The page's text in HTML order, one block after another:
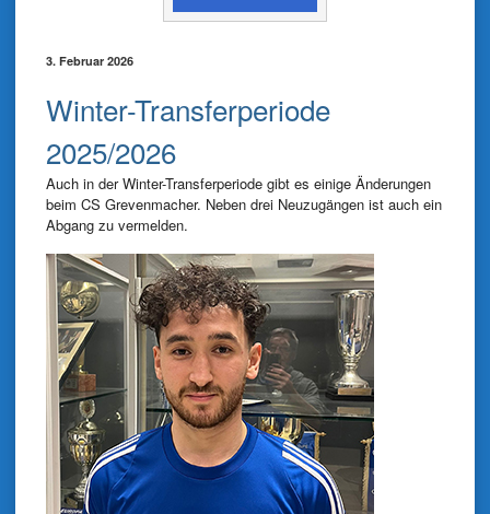
3. Februar 2026
Winter-Transferperiode
2025/2026
Auch in der Winter-Transferperiode gibt es einige Änderungen
beim CS Grevenmacher. Neben drei Neuzugängen ist auch ein
Abgang zu vermelden.